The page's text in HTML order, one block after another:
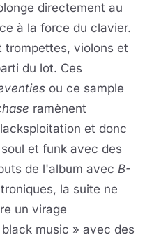
directement au
à la force du clavier.
trompettes, violons et
du lot. Ces
ou ce sample
ramènent
et donc
et funk avec des
de l'album avec B-
la suite ne
un virage
music » avec des